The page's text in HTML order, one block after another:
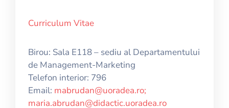
Curriculum Vitae
Birou: Sala E118 – sediu al Departamentului
de Management-Marketing
Telefon interior: 796
Email: mabrudan@uoradea.ro;
maria.abrudan@didactic.uoradea.ro